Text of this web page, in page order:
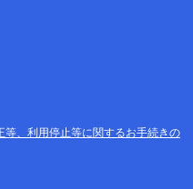
、利用停止等に関するお手続きの